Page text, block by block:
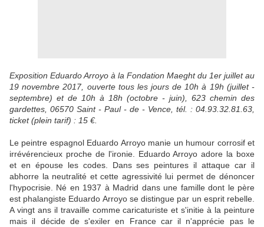
Exposition Eduardo Arroyo à la Fondation Maeght du 1er juillet au
19 novembre 2017, ouverte tous les jours de 10h à 19h (juillet -
septembre) et de 10h à 18h (octobre - juin), 623 chemin des
gardettes, 06570 Saint - Paul - de - Vence, tél. : 04.93.32.81.63,
ticket (plein tarif) : 15 €.
Le peintre espagnol Eduardo Arroyo manie un humour corrosif et
irrévérencieux proche de l'ironie. Eduardo Arroyo adore la boxe
et en épouse les codes. Dans ses peintures il attaque car il
abhorre la neutralité et cette agressivité lui permet de dénoncer
l'hypocrisie. Né en 1937 à Madrid dans une famille dont le père
est phalangiste Eduardo Arroyo se distingue par un esprit rebelle.
A vingt ans il travaille comme caricaturiste et s'initie à la peinture
mais il décide de s'exiler en France car il n'apprécie pas le